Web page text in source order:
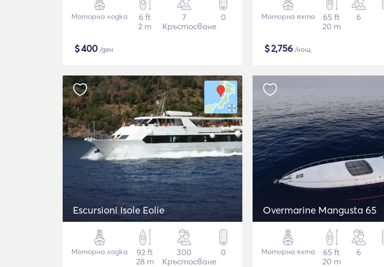
Моторна лодка
6 ft
2 m
7
Кръстосване
0
$400 /ден
Моторна яхта
65 ft
20 m
6
$2,756/нощ
Escursioni Isole Eolie
Моторна лодка
92 ft
28 m
300
Кръстосване
0
Overmarine Mangusta 65
Моторна яхта
65 ft
20 m
6